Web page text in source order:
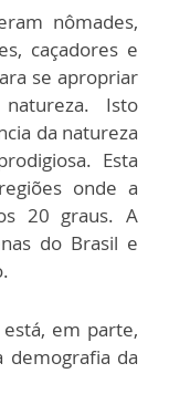
nômades,
caçadores e
se apropriar
Isto
da natureza
Esta
onde a
20 graus. A
do Brasil e
em parte,
demografia da